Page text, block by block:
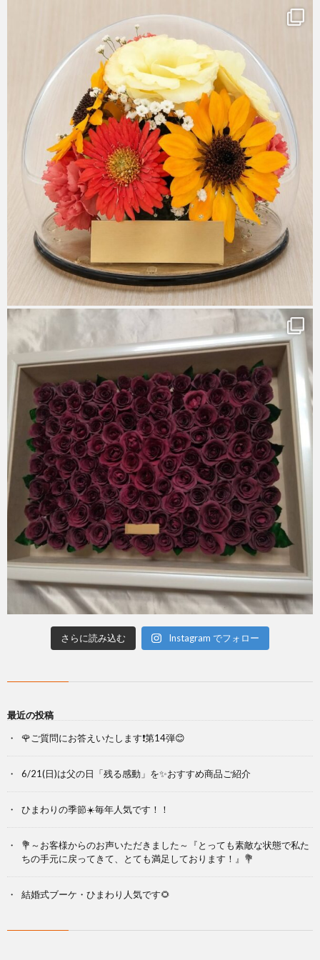
さらに読み込む Instagram でフォロー
最近の投稿
🌹ご質問にお答えいたします❗第14弾😊
6/21(日)は父の日「残る感動」を✨おすすめ商品ご紹介
ひまわりの季節☀️毎年人気です！！
💐～お客様からのお声いただきました～『とっても素敵な状態で私た
ちの手元に戻ってきて、とても満足しております！』💐
結婚式ブーケ・ひまわり人気です🌻